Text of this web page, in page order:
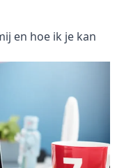
en hoe ik je kan